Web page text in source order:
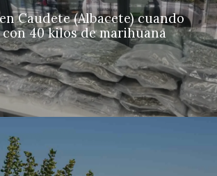
Caudete (Albacete) cuando
con 40 kilos de marihuana